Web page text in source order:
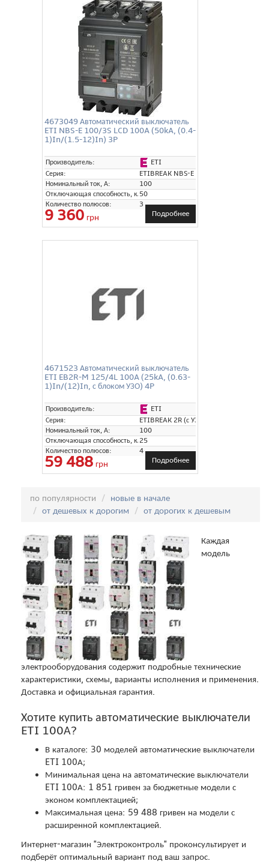
4673049 Автоматический выключатель
ETI NBS-E 100/3S LCD 100A (50kA, (0.4-
1)In/(1.5-12)In) 3P
Производитель:
ETI
Серия:
ETIBREAK NBS-E
Номинальный ток, А:
100
Отключающая способность, кА:50
Количество полюсов:
3
9 360 грн Подробнее
4671523 Автоматический выключатель
ETI EB2R-M 125/4L 100A (25kA, (0.63-
1)In/(12)In, с блоком УЗО) 4P
Производитель:
ETI
Серия:
ETIBREAK 2R (с УЗО)
Номинальный ток, А:
100
Отключающая способность, кА:25
Количество полюсов:
4
59 488 грн Подробнее
по популярности
новые в начале
от дешевых к дорогим
от дорогих к дешевым
Каждая
модель
электрооборудования содержит подробные технические
характеристики, схемы, варианты исполнения и применения.
Доставка и официальная гарантия.
Хотите купить автоматические выключатели
ETI 100А?
В каталоге: 30 моделей автоматические выключатели
ETI 100А;
Минимальная цена на автоматические выключатели
ETI 100А: 1 851 гривен за бюджетные модели с
эконом комплектацией;
Максимальная цена: 59 488 гривен на модели с
расширенной комплектацией.
Интернет-магазин "Электроконтроль" проконсультирует и
подберёт оптимальный вариант под ваш запрос.